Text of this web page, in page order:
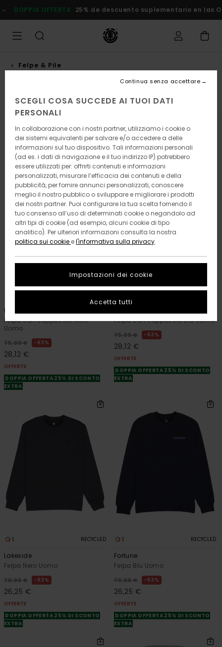
alla
selezione
griglie
de descuento suplementario en las Ofertas Risparmia
Felpe & Pile
Felpe con Zip Felpe con Cappuccio
Filtra e Ordina 40 Risultati
Salta
criteri
ricerca
visualizza
ordine
New Heights
Felpa con cappuccio Nero
Uomo
75,00 € 63%
28,12 €
OFFERTE
DOPPIA OFFERTA 25% DI SCONTO
EXTRA
Felpa con cappuccio Blu Uomo
75,00 € 63%
28,12 €
OFFERTE
DOPPIA OFFERTA 25% DI SCONTO
EXTRA
1 RECYCLED
Lakeside
Felpa Nero Uomo
70,00 € 63%
26,25 €
OFFERTE
DOPPIA OFFERTA 25% DI SCONTO
EXTRA
1 RECYCLED
Fortune
Felpa Blu Uomo
70,00 € 63%
26,25 €
OFFERTE
DOPPIA OFFERTA 25% DI SCONTO
EXTRA
SCEGLI COSA SUCCEDE AI TUOI DATI
PERSONALI
In collaborazione con i nostri partner, utilizziamo i cookie o
dei sistemi equivalenti per salvare e/o accedere a delle
informazioni sul tuo dispositivo. Tali informazioni personali
(ad es. i dati di navigazione e il tuo indirizzo IP) potrebbero
essere utilizzati per: offrirti contenuti e informazioni
personalizzati, misurare l’efficacia dei contenuti e della
pubblicità, per fornire annunci personalizzati, conoscere
meglio il nostro pubblico o sviluppare e migliorare i prodotti
dei nostri partner. Puoi configurare la tua scelta fornendo il
tuo consenso all’uso di determinati cookie o negandolo ad
altri tipi di cookie (ad esempio, alcuni cookie di tipo
analitico). Per ulteriori informazioni consulta la nostra
politica sui cookie el'informativa sulla privacy.
Impostazioni dei cookie
Continua senza accettare
Accetta tutti